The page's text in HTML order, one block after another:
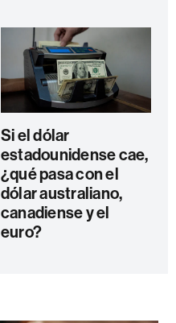
Si el dólar
estadounidense cae,
¿qué pasa con el
dólar australiano,
canadiense y el
euro?